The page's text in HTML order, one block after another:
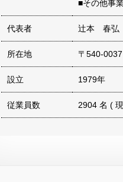
■その他事
代表者 辻本 春弘
所在地 〒540-
設立 1979年
従業員数 2904 名 (